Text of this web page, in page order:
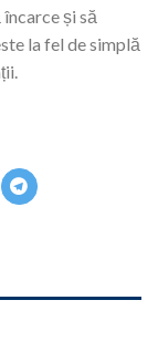
și să
la fel de simplă